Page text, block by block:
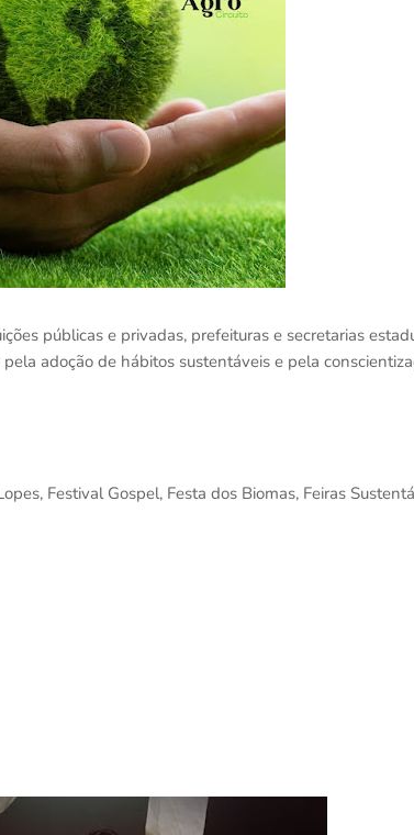
públicas e privadas, prefeituras e secretarias
adoção de hábitos sustentáveis e pela
Festival Gospel, Festa dos Biomas, Feiras